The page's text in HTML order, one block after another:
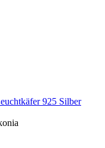
925 Silber